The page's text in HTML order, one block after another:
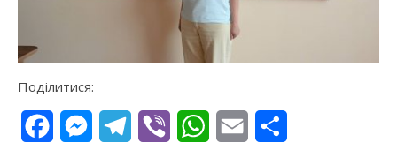
Поділитися:
FacebookMessengerTelegram
Viber WhatsApp
Email